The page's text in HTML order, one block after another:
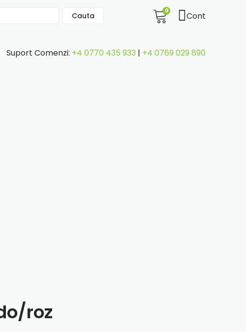
Cauta
0 Cont
Suport Comenzi: +4 0770 435 933 | +4 0769 029 890
roz